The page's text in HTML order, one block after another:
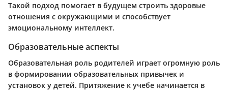
Такой подход помогает в будущем строить здоровые
отношения с окружающими и способствует
эмоциональному интеллект.
Образовательные аспекты
Образовательная роль родителей играет огромную роль
в формировании образовательных привычек и
установок у детей. Притяжение к учебе начинается в